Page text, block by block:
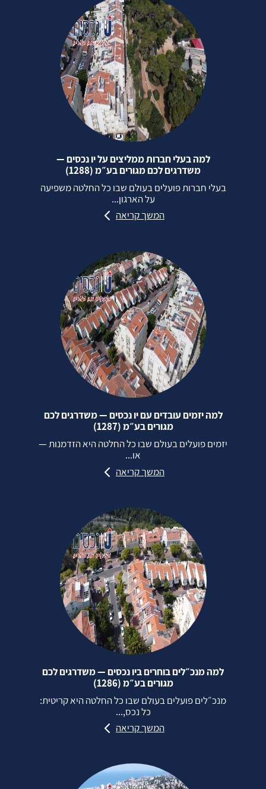
למה בעלי חברות ממליצים על יו נכסים —
משדרגים לכם מגורים בע״מ (1288)
בעלי חברות פועלים בעולם שבו כל החלטה משפיעה
על הארגון...
המשך קריאה
למה יזמים עובדים עם יו נכסים — משדרגים לכם
מגורים בע״מ (1287)
יזמים פועלים בעולם שבו כל החלטה היא הזדמנות —
או...
המשך קריאה
למה מנכ״לים בוחרים ביו נכסים — משדרגים לכם
מגורים בע״מ (1286)
מנכ״לים פועלים בעולם שבו כל החלטה היא קריטית:
כל נכס,...
המשך קריאה